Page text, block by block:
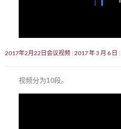
2017年2月22日会议视频 2017 年 3 月 6 日
视频分为10段。